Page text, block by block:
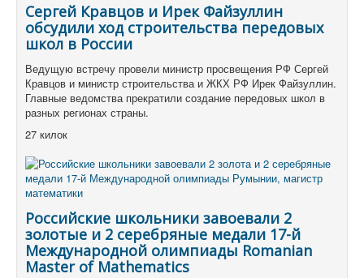
Сергей Кравцов и Ирек Файзуллин
обсудили ход строительства передовых
школ в России
Ведущую встречу провели министр просвещения РФ Сергей
Кравцов и министр строительства и ЖКХ РФ Ирек Файзуллин.
Главные ведомства прекратили создание передовых школ в
разных регионах страны.
27 килок
Российские школьники завоевали 2
золотые и 2 серебряные медали 17-й
Международной олимпиады Romanian
Master of Mathematics